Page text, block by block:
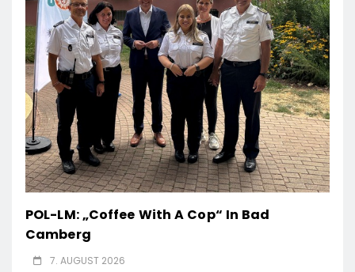
POL-LM: „Coffee With A Cop“ In Bad
Camberg
7. AUGUST 2026